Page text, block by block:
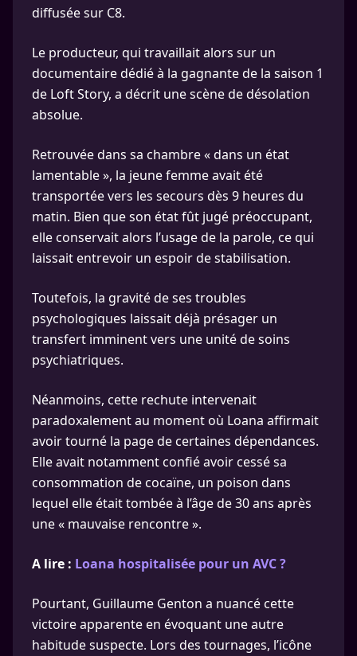
diffusée sur C8.
Le producteur, qui travaillait alors sur un
documentaire dédié à la gagnante de la saison 1
de Loft Story, a décrit une scène de désolation
absolue.
Retrouvée dans sa chambre « dans un état
lamentable », la jeune femme avait été
transportée vers les secours dès 9 heures du
matin. Bien que son état fût jugé préoccupant,
elle conservait alors l’usage de la parole, ce qui
laissait entrevoir un espoir de stabilisation.
Toutefois, la gravité de ses troubles
psychologiques laissait déjà présager un
transfert imminent vers une unité de soins
psychiatriques.
Néanmoins, cette rechute intervenait
paradoxalement au moment où Loana affirmait
avoir tourné la page de certaines dépendances.
Elle avait notamment confié avoir cessé sa
consommation de cocaïne, un poison dans
lequel elle était tombée à l’âge de 30 ans après
une « mauvaise rencontre ».
A lire : Loana hospitalisée pour un AVC ?
Pourtant, Guillaume Genton a nuancé cette
victoire apparente en évoquant une autre
habitude suspecte. Lors des tournages, l’icône